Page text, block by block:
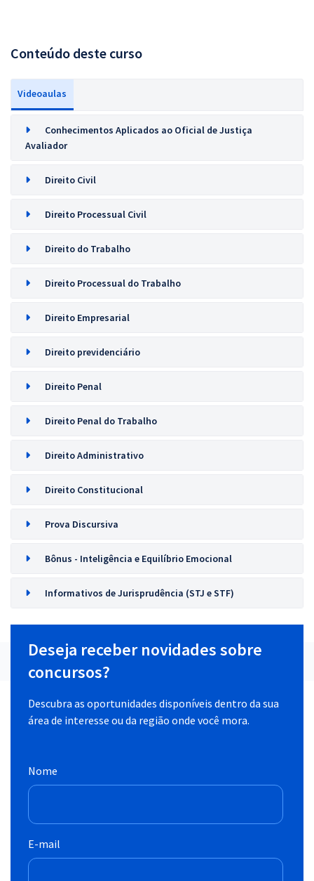
Conteúdo deste curso
Videoaulas
Conhecimentos Aplicados ao Oficial de Justiça
Avaliador
Direito Civil
Direito Processual Civil
Direito do Trabalho
Direito Processual do Trabalho
Direito Empresarial
Direito previdenciário
Direito Penal
Direito Penal do Trabalho
Direito Administrativo
Direito Constitucional
Prova Discursiva
Bônus - Inteligência e Equilíbrio Emocional
Informativos de Jurisprudência (STJ e STF)
Deseja receber novidades sobre
concursos?
Descubra as oportunidades disponíveis dentro da sua
área de interesse ou da região onde você mora.
Nome
E-mail